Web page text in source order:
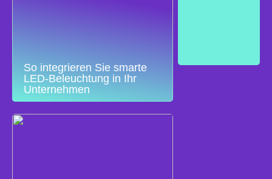
So integrieren Sie smarte
LED-Beleuchtung in Ihr
Unternehmen